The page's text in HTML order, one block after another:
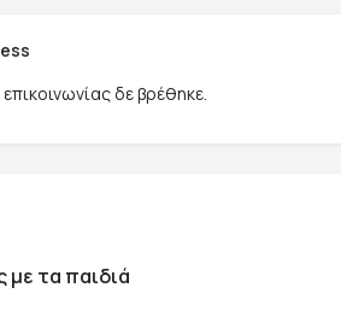
δε βρέθηκε.
με τα παιδιά